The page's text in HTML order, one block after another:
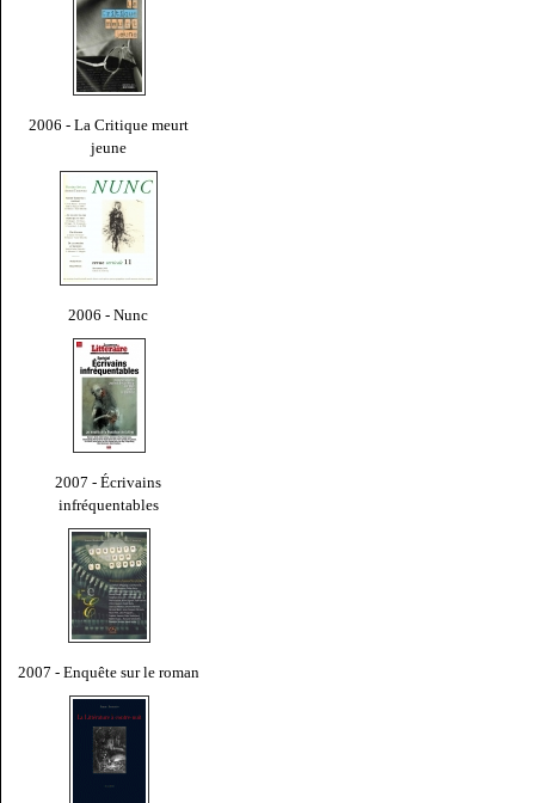
2006 - La Critique meurt
jeune
2006 - Nunc
2007 - Écrivains
infréquentables
2007 - Enquête sur le roman